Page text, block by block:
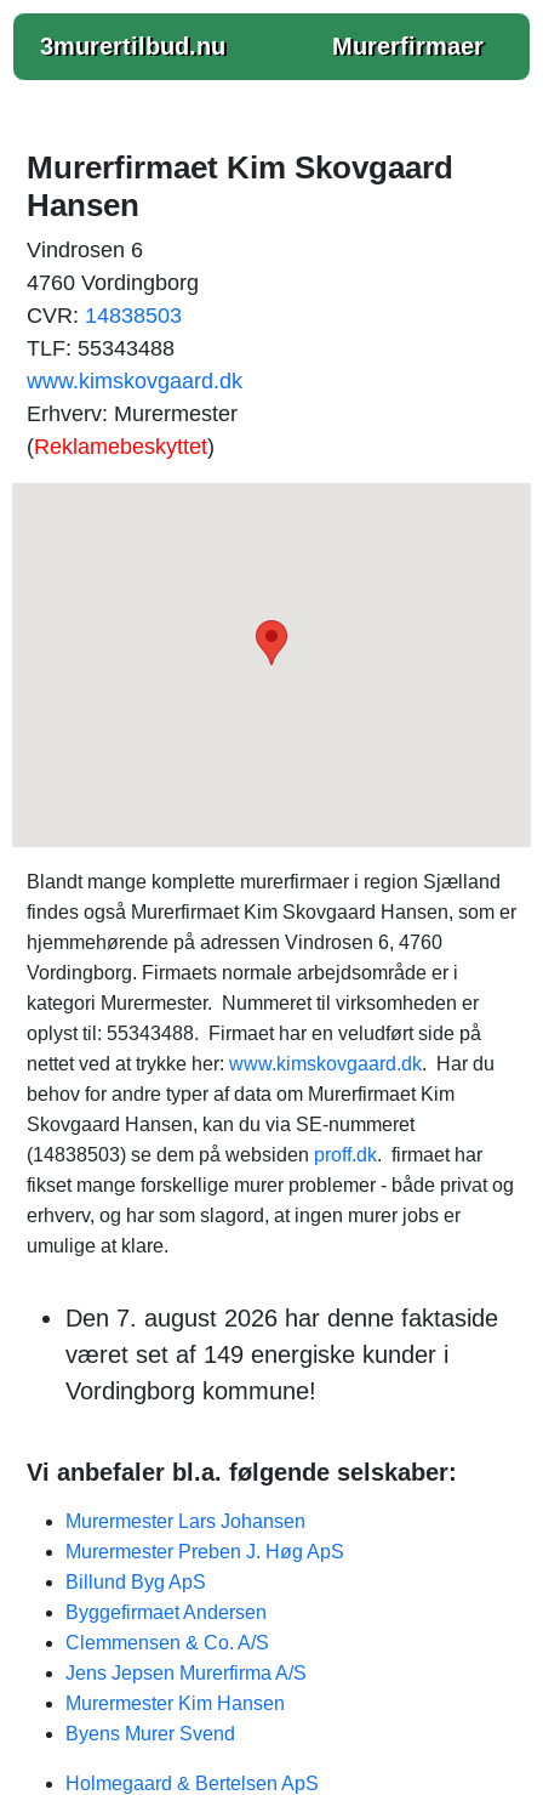
3murertilbud.nu Murerfirmaer
Murerfirmaet Kim Skovgaard
Hansen
Vindrosen 6
4760 Vordingborg
CVR: 14838503
TLF: 55343488
www.kimskovgaard.dk
Erhverv: Murermester
(Reklamebeskyttet)
Blandt mange komplette murerfirmaer i region Sjælland
findes også Murerfirmaet Kim Skovgaard Hansen, som er
hjemmehørende på adressen Vindrosen 6, 4760
Vordingborg. Firmaets normale arbejdsområde er i
kategori Murermester. Nummeret til virksomheden er
oplyst til: 55343488. Firmaet har en veludført side på
nettet ved at trykke her: www.kimskovgaard.dk. Har du
behov for andre typer af data om Murerfirmaet Kim
Skovgaard Hansen, kan du via SE-nummeret
(14838503) se dem på websiden proff.dk. firmaet har
fikset mange forskellige murer problemer - både privat og
erhverv, og har som slagord, at ingen murer jobs er
umulige at klare.
Den 7. august 2026 har denne faktaside
været set af 149 energiske kunder i
Vordingborg kommune!
Vi anbefaler bl.a. følgende selskaber:
Murermester Lars Johansen
Murermester Preben J. Høg ApS
Billund Byg ApS
Byggefirmaet Andersen
Clemmensen & Co. A/S
Jens Jepsen Murerfirma A/S
Murermester Kim Hansen
Byens Murer Svend
Holmegaard & Bertelsen ApS